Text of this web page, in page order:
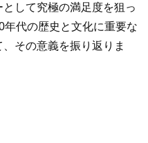
して究極の満足度を狙っ
代の歴史と文化に重要な
その意義を振り返りま